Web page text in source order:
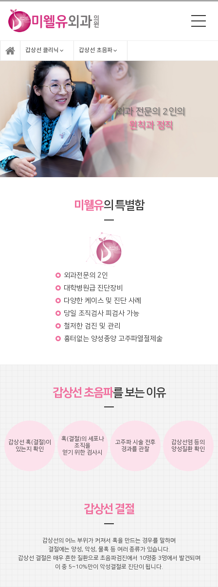
갑상선 클리닉 갑상선 초음파
외과 전문의 2인의
원칙과 정직
미웰유의 특별함
외과전문의 2인
대학병원급 진단장비
다양한 케이스 및 진단 사례
당일 조직검사 피검사 가능
철저한 검진 및 관리
흉터없는 양성종양 고주파열절제술
갑상선 초음파를 보는 이유
갑상선 혹(결절)이
있는지 확인
혹(결절)의 세포나
조직을
얻기 위한 검사시
고주파 시술 전후
경과를 관찰
갑상선염 등의
양성질환 확인
갑상선 결절
갑상선의 어느 부위가 커져서 혹을 만드는 경우를 말하며
결절에는 양성, 악성, 물혹 등 여러 종류가 있습니다.
갑상선 결절은 매우 흔한 질환으로 초음파검진에서 10명중 3명에서 발견되며
이 중 5~10%만이 악성결절로 진단이 됩니다.